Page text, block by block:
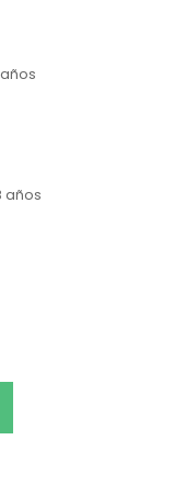
años